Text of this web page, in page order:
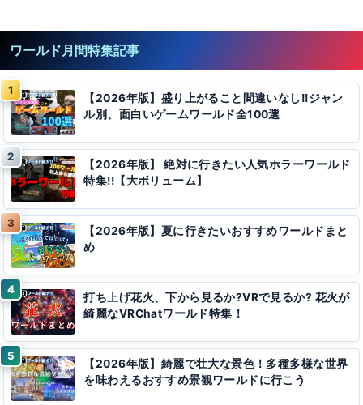
ワールド月間特集記事
【2026年版】盛り上がること間違いなし!!ジャン
ル別、面白いゲームワールド全100選
【2026年版】 絶対に行きたい人気ホラーワールド
特集!!【大ボリューム】
【2026年版】夏に行きたいおすすめワールドまと
め
打ち上げ花火、下から見るか?VRで見るか? 花火が
綺麗なVRChatワールド特集！
【2026年版】綺麗で壮大な景色！多種多様な世界
を味わえるおすすめ景観ワールドに行こう